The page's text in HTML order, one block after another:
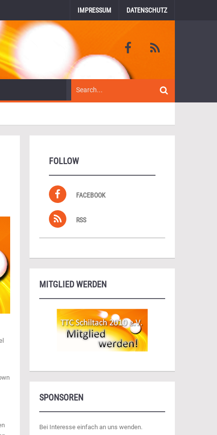
IMPRESSUM DATENSCHUTZ
FOLLOW
FACEBOOK
RSS
MITGLIED WERDEN
SPONSOREN
Bei Interesse einfach an uns wenden.